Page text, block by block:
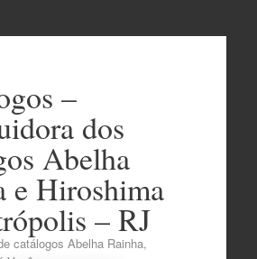
–
dos
Abelha
e Hiroshima
– RJ
catálogos Abelha Rainha,